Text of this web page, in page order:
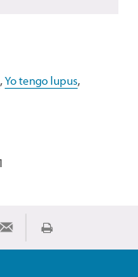
,Yo tengo lupus,
Twitter
Share via EmailImprimir